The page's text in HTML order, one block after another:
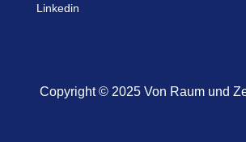
Linkedin
Copyright © 2025 Von Raum und